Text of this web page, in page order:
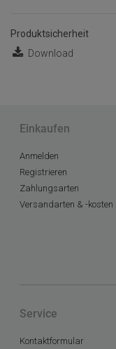
Produktsicherheit
Download
Einkaufen
Anmelden
Registrieren
Zahlungsarten
Versandarten & -kosten
Service
Kontaktformular